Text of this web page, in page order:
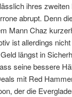
ihres
abrupt. Denn
Mann Chaz
ist allerdings
längst in
seine bessere
mit Red
der die